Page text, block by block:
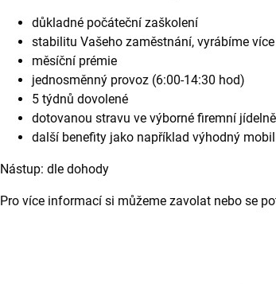
důkladné počáteční zaškolení
stabilitu Vašeho zaměstnání, vyrábíme
měsíční prémie
jednosměnný provoz (6:00-14:30 hod)
5 týdnů dovolené
dotovanou stravu ve výborné firemní jídelně
další benefity jako například výhodný
Nástup: dle dohody
Pro více informací si můžeme zavolat nebo se